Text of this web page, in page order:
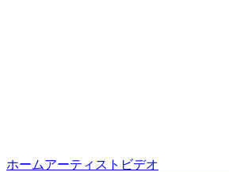
ホームアーティスト ビデオ